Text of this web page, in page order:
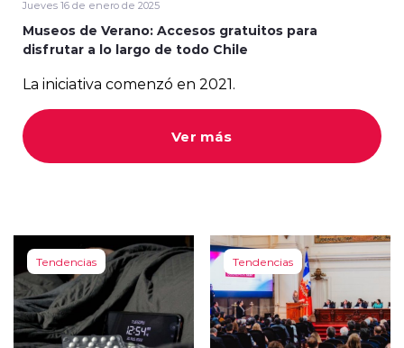
Jueves 16 de enero de 2025
Museos de Verano: Accesos gratuitos para
disfrutar a lo largo de todo Chile
La iniciativa comenzó en 2021.
Ver más
Tendencias Tendencias